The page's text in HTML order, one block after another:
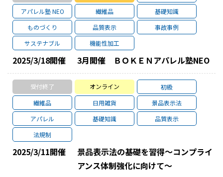
アパレル塾 NEO
繊維品
基礎知識
ものづくり
品質表示
事故事例
サステナブル
機能性加工
2025/3/18開催 3月開催 ＢＯＫＥＮアパレル塾NEO
受付終了 オンライン
初級
繊維品
日用雑貨
景品表示法
アパレル
基礎知識
品質表示
法規制
2025/3/11開催
景品表示法の基礎を習得～コンプライ
アンス体制強化に向けて～